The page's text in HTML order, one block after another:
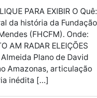
PARA EXIBIR O Quê:
da história da Fundação
(FHCFM). Onde:
AM RADAR ELEIÇÕES
Plano de David
Amazonas, articulação
inédita […]